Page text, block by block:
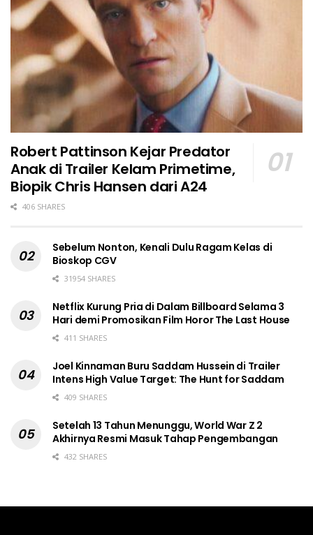
Robert Pattinson Kejar Predator
Anak di Trailer Kelam Primetime,
Biopik Chris Hansen dari A24
406 SHARES
Sebelum Nonton, Kenali Dulu Ragam Kelas di
Bioskop CGV
31954 SHARES
Netflix Kurung Pria di Dalam Billboard Selama 3
Hari demi Promosikan Film Horor The Last House
411 SHARES
Joel Kinnaman Buru Saddam Hussein di Trailer
Intens High Value Target: The Hunt for Saddam
409 SHARES
Setelah 13 Tahun Menunggu, World War Z 2
Akhirnya Resmi Masuk Tahap Pengembangan
432 SHARES